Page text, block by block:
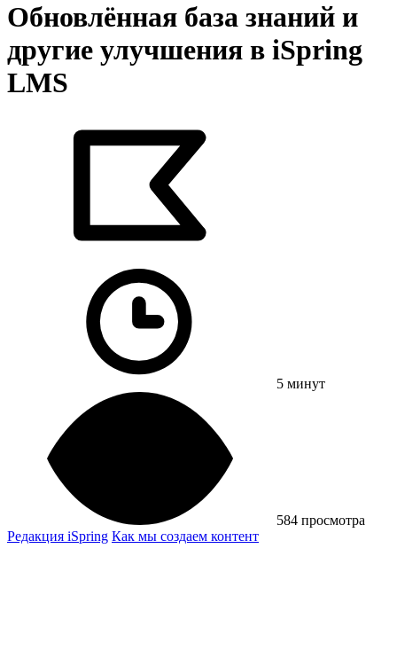
Обновлённая база знаний и
другие улучшения в iSpring
LMS
5 минут
584 просмотра
Редакция iSpring Как мы создаем контент